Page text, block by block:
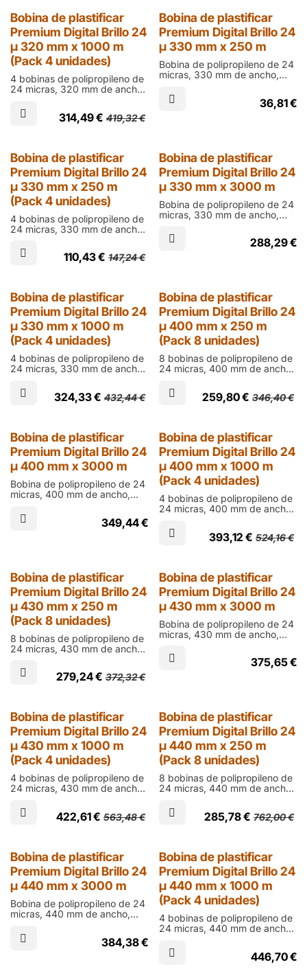
25% Dto.
Bobina de plastificar
Premium Digital Brillo 24
µ 320 mm x 1000 m
(Pack 4 unidades)
4 bobinas de polipropileno de
24 micras, 320 mm de ancho,
mm en acabado brillo para
laminar documentos impresos
314,49€ 419,32€
Bobina de plastificar
Premium Digital Brillo 24
µ 330 mm x 250 m
Bobina de polipropileno de 24
micras, 330 mm de ancho,
mm en acabado brillo para
laminar documentos impresos
36,81€
25% Dto.
Bobina de plastificar
Premium Digital Brillo 24
µ 330 mm x 250 m
(Pack 4 unidades)
4 bobinas de polipropileno de
24 micras, 330 mm de ancho,
mm en acabado brillo para
laminar documentos impresos
110,43€ 147,24€
Bobina de plastificar
Premium Digital Brillo 24
µ 330 mm x 3000 m
Bobina de polipropileno de 24
micras, 330 mm de ancho,
mm en acabado brillo para
laminar documentos impresos
288,29€
25% Dto.
Bobina de plastificar
Premium Digital Brillo 24
µ 330 mm x 1000 m
(Pack 4 unidades)
4 bobinas de polipropileno de
24 micras, 330 mm de ancho,
mm en acabado brillo para
laminar documentos impresos
324,33€ 432,44€
25% Dto.
Bobina de plastificar
Premium Digital Brillo 24
µ 400 mm x 250 m
(Pack 8 unidades)
8 bobinas de polipropileno de
24 micras, 400 mm de ancho,
mm en acabado brillo para
laminar documentos impresos
259,80€ 346,40€
Bobina de plastificar
Premium Digital Brillo 24
µ 400 mm x 3000 m
Bobina de polipropileno de 24
micras, 400 mm de ancho,
mm en acabado brillo para
laminar documentos impresos
349,44€
25% Dto.
Bobina de plastificar
Premium Digital Brillo 24
µ 400 mm x 1000 m
(Pack 4 unidades)
4 bobinas de polipropileno de
24 micras, 400 mm de ancho,
mm en acabado brillo para
laminar documentos impresos
393,12 € 524,16€
25% Dto.
Bobina de plastificar
Premium Digital Brillo 24
µ 430 mm x 250 m
(Pack 8 unidades)
8 bobinas de polipropileno de
24 micras, 430 mm de ancho,
mm en acabado brillo para
laminar documentos impresos
279,24€ 372,32€
Bobina de plastificar
Premium Digital Brillo 24
µ 430 mm x 3000 m
Bobina de polipropileno de 24
micras, 430 mm de ancho,
mm en acabado brillo para
laminar documentos impresos
375,65€
25% Dto.
Bobina de plastificar
Premium Digital Brillo 24
µ 430 mm x 1000 m
(Pack 4 unidades)
4 bobinas de polipropileno de
24 micras, 430 mm de ancho,
mm en acabado brillo para
laminar documentos impresos
422,61€ 563,48€
25% Dto.
Bobina de plastificar
Premium Digital Brillo 24
µ 440 mm x 250 m
(Pack 8 unidades)
8 bobinas de polipropileno de
24 micras, 440 mm de ancho,
mm en acabado brillo para
laminar documentos impresos
285,78€ 762,00€
Bobina de plastificar
Premium Digital Brillo 24
µ 440 mm x 3000 m
Bobina de polipropileno de 24
micras, 440 mm de ancho,
mm en acabado brillo para
laminar documentos impresos
384,38€
25% Dto.
Bobina de plastificar
Premium Digital Brillo 24
µ 440 mm x 1000 m
(Pack 4 unidades)
4 bobinas de polipropileno de
24 micras, 440 mm de ancho,
mm en acabado brillo para
laminar documentos impresos
446,70€